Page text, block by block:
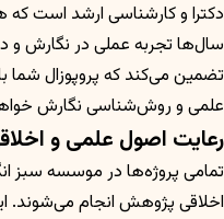
دکترا و کارشناسی ارشد است
سال‌ها تجربه عملی در نگارش و
تضمین می‌کند که پروپوزال شما
علمی و روش‌شناسی نگارش
رعایت اصول علمی و
تمامی پروژه‌ها در موسسه سبز
اخلاقی پژوهش انجام می‌شوند.